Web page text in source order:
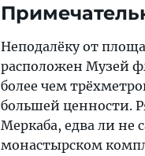
Неподалёку от
расположен Музей
более чем
большей ценности.
Меркаба, едва ли не
монастырском